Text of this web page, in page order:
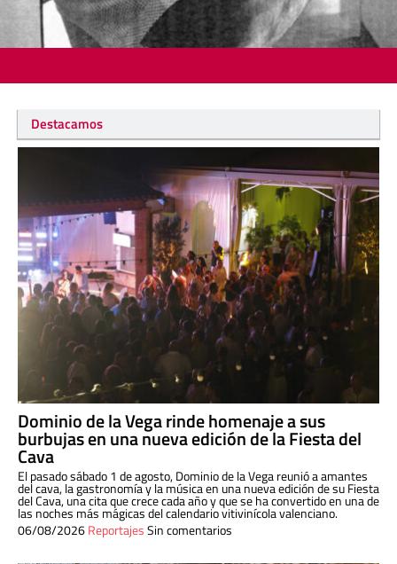
Destacamos
Dominio de la Vega rinde homenaje a sus
burbujas en una nueva edición de la Fiesta del
Cava
El pasado sábado 1 de agosto, Dominio de la Vega reunió a amantes
del cava, la gastronomía y la música en una nueva edición de su Fiesta
del Cava, una cita que crece cada año y que se ha convertido en una de
las noches más mágicas del calendario vitivinícola valenciano.
06/08/2026ReportajesSin comentarios